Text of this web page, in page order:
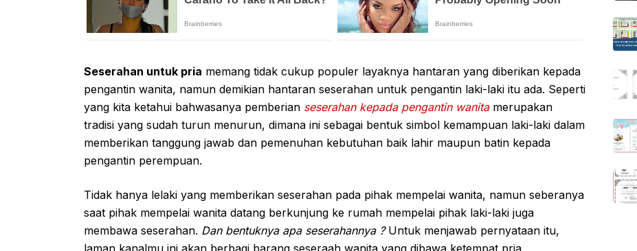
Seserahan untuk pria memang tidak cukup populer layaknya hantaran yang diberikan kepada
pengantin wanita, namun demikian hantaran seserahan untuk pengantin laki-laki itu ada. Seperti
yang kita ketahui bahwasanya pemberian seserahan kepada pengantin wanitamerupakan
tradisi yang sudah turun menurun, dimana ini sebagai bentuk simbol kemampuan laki-laki dalam
memberikan tanggung jawab dan pemenuhan kebutuhan baik lahir maupun batin kepada
pengantin perempuan.
Tidak hanya lelaki yang memberikan seserahan pada pihak mempelai wanita, namun seberanya
saat pihak mempelai wanita datang berkunjung ke rumah mempelai pihak laki-laki juga
membawa seserahan. Dan bentuknya apa seserahannya ? Untuk menjawab pernyataan itu,
laman kanalmu ini akan berbagi barang seseraah wanita yang dibawa ketempat pria.